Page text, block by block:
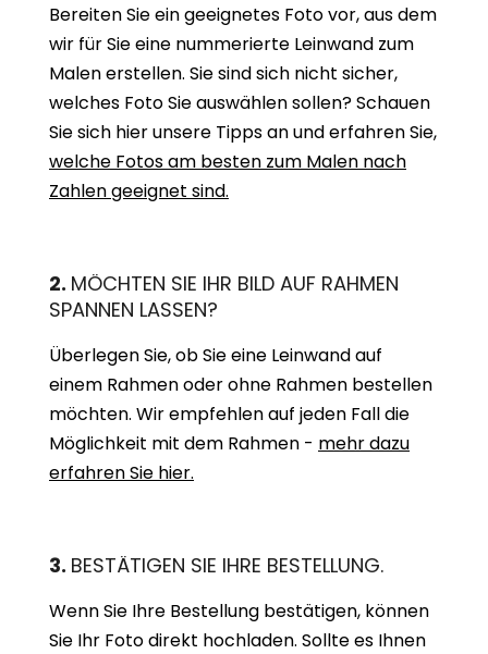
Bereiten Sie ein geeignetes Foto vor, aus dem
wir für Sie eine nummerierte Leinwand zum
Malen erstellen. Sie sind sich nicht sicher,
welches Foto Sie auswählen sollen? Schauen
Sie sich hier unsere Tipps an und erfahren Sie,
welche Fotos am besten zum Malen nach
Zahlen geeignet sind.
2. MÖCHTEN SIE IHR BILD AUF RAHMEN
SPANNEN LASSEN?
Überlegen Sie, ob Sie eine Leinwand auf
einem Rahmen oder ohne Rahmen bestellen
möchten. Wir empfehlen auf jeden Fall die
Möglichkeit mit dem Rahmen - mehr dazu
erfahren Sie hier.
3. BESTÄTIGEN SIE IHRE BESTELLUNG.
Wenn Sie Ihre Bestellung bestätigen, können
Sie Ihr Foto direkt hochladen. Sollte es Ihnen